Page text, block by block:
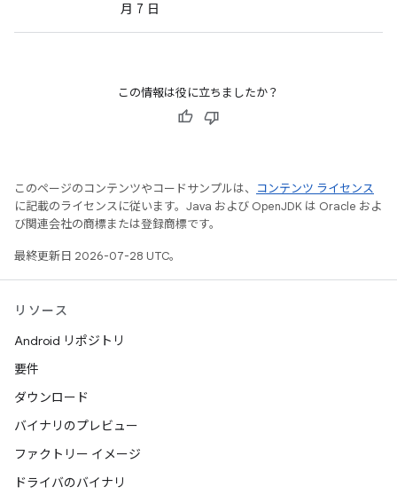
月 7 日
この情報は役に立ちましたか？
このページのコンテンツやコードサンプルは、
コンテンツ ライセンス
に記載のライセンスに従います。Java および OpenJDK は Oracle およ
び関連会社の商標または登録商標です。
最終更新日 2026-07-28 UTC。
リソース
Android リポジトリ
要件
ダウンロード
バイナリのプレビュー
ファクトリー イメージ
ドライバのバイナリ